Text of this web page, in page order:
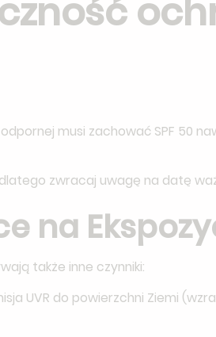
musi zachować SPF 50
zwracaj uwagę na datę
na
także inne czynniki:
UVR do powierzchni Ziemi